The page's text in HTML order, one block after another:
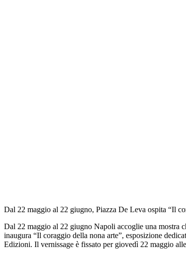
Dal 22 maggio al 22 giugno, Piazza De Leva ospita “Il
Dal 22 maggio al 22 giugno Napoli accoglie una mostra
inaugura “Il coraggio della nona arte”, esposizione
Edizioni. Il vernissage è fissato per giovedì 22 maggio